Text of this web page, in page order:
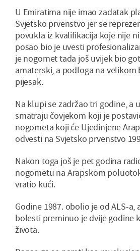
U Emiratima nije imao zadatak
Svjetsko prvenstvo jer se
povukla iz kvalifikacija koje nije
posao bio je uvesti
je nogomet tada još uvijek bio
amaterski, a podloga na velikom
pijesak.
Na klupi se zadržao tri godine, a
smatraju čovjekom koji je
nogometa koji će Ujedinjene
odvesti na Svjetsko prvenstvo
Nakon toga još je pet godina
nogometu na Arapskom
vratio kući.
Godine 1987. obolio je od ALS-a,
bolesti preminuo je dvije godine
života.